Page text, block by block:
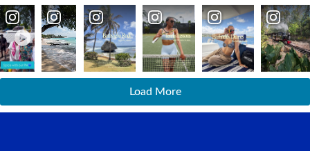
Load More